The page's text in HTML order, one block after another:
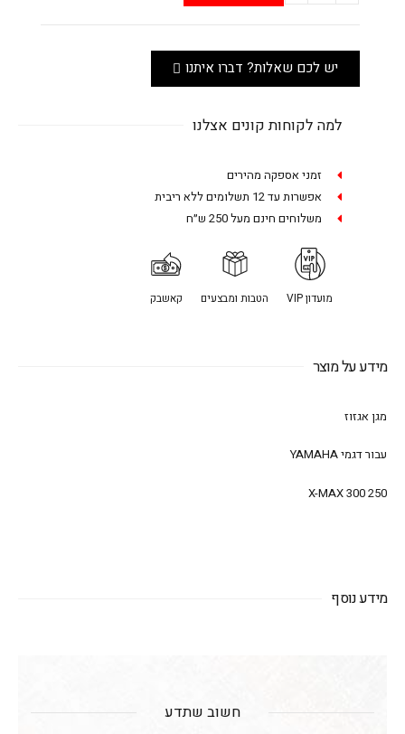
יש לכם שאלות? דברו איתנו
למה לקוחות קונים אצלנו
זמני אספקה מהירים
אפשרות עד 12 תשלומים ללא ריבית
משלוחים חינם מעל 250 ש״ח
מועדון VIP הטבות ומבצעים קאשבק
מידע על מוצר
מגן אגזוז
עבור דגמי YAMAHA
X-MAX 300 250
מידע נוסף
חשוב שתדע